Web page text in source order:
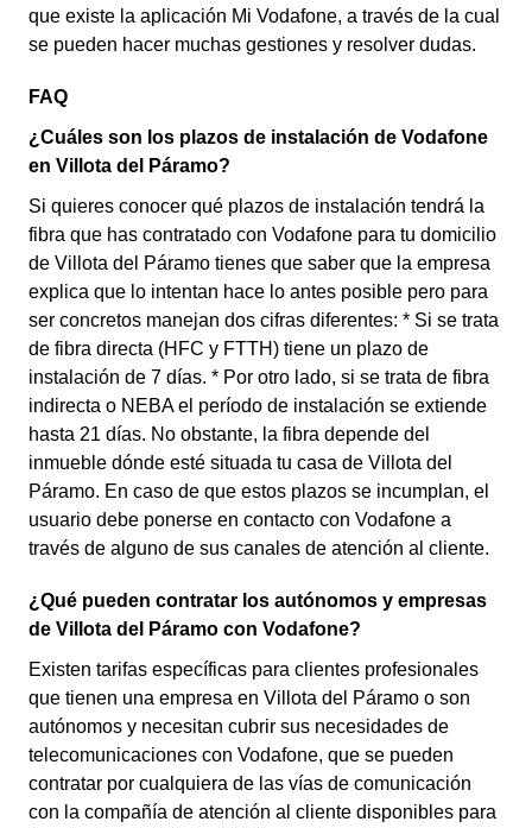
que existe la aplicación Mi Vodafone, a través de la cual
se pueden hacer muchas gestiones y resolver dudas.
FAQ
¿Cuáles son los plazos de instalación de Vodafone
en Villota del Páramo?
Si quieres conocer qué plazos de instalación tendrá la
fibra que has contratado con Vodafone para tu domicilio
de Villota del Páramo tienes que saber que la empresa
explica que lo intentan hace lo antes posible pero para
ser concretos manejan dos cifras diferentes: * Si se trata
de fibra directa (HFC y FTTH) tiene un plazo de
instalación de 7 días. * Por otro lado, si se trata de fibra
indirecta o NEBA el período de instalación se extiende
hasta 21 días. No obstante, la fibra depende del
inmueble dónde esté situada tu casa de Villota del
Páramo. En caso de que estos plazos se incumplan, el
usuario debe ponerse en contacto con Vodafone a
través de alguno de sus canales de atención al cliente.
¿Qué pueden contratar los autónomos y empresas
de Villota del Páramo con Vodafone?
Existen tarifas específicas para clientes profesionales
que tienen una empresa en Villota del Páramo o son
autónomos y necesitan cubrir sus necesidades de
telecomunicaciones con Vodafone, que se pueden
contratar por cualquiera de las vías de comunicación
con la compañía de atención al cliente disponibles para